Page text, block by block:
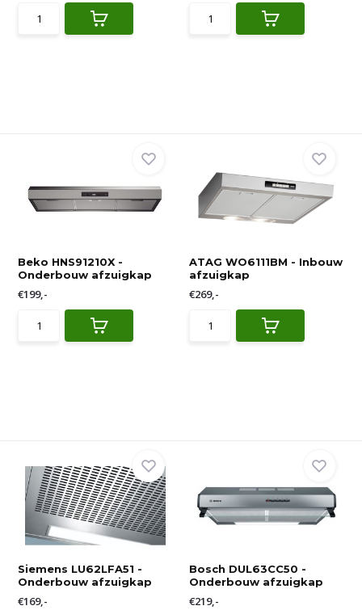
Beko HNS91210X -
Onderbouw afzuigkap
€199,-
ATAG WO6111BM - Inbouw
afzuigkap
€269,-
Siemens LU62LFA51 -
Onderbouw afzuigkap
€169,-
Bosch DUL63CC50 -
Onderbouw afzuigkap
€219,-